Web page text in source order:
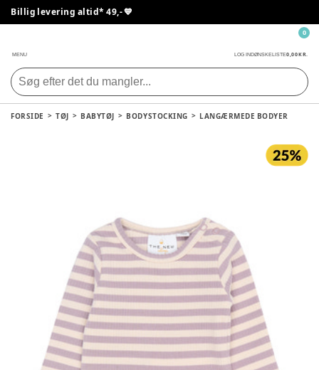
Billig levering altid* 49,- 💙
MENU LOG INDØNSKELISTE0,00 KR.
0
FORSIDE TØJ BABYTØJ BODYSTOCKING LANGÆRMEDE BODYER